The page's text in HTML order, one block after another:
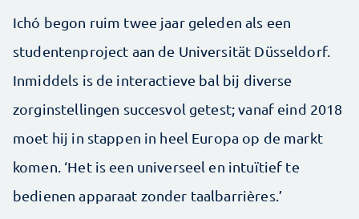
Ichó begon ruim twee jaar geleden als een
studentenproject aan de Universität Düsseldorf.
Inmiddels is de interactieve bal bij diverse
zorginstellingen succesvol getest; vanaf eind 2018
moet hij in stappen in heel Europa op de markt
komen. ‘Het is een universeel en intuïtief te
bedienen apparaat zonder taalbarrières.’